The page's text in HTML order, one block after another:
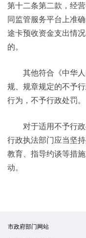
第十二条第二款，经
同监管服务平台上准
途卡预收资金支出情
的。
其他符合《中华人
规、规章规定的不予
行为，不予行政处罚。
对于适用不予行政
行政执法部门应当坚
教育、指导约谈等措
动。
市政府部门网站